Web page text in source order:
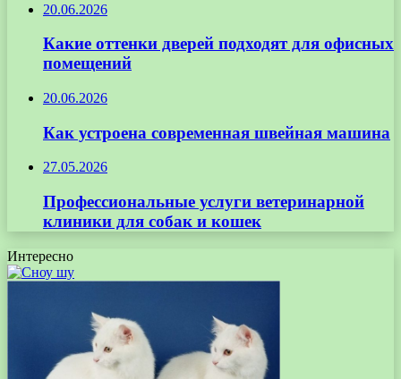
20.06.2026
Какие оттенки дверей подходят для офисных
помещений
20.06.2026
Как устроена современная швейная машина
27.05.2026
Профессиональные услуги ветеринарной
клиники для собак и кошек
Интересно